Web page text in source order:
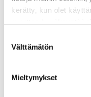
kerätty, kun olet
valinta
Välttämätön
Mieltymykset
Riihimäellä
Nykyinen sivu
Sodan uhrit
Klikkaa